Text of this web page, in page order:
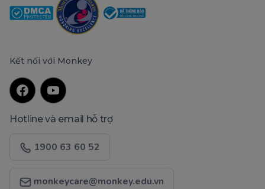
Kết nối với Monkey
Hotline và email hỗ trợ
1900 63 60 52
monkeycare@monkey.edu.vn